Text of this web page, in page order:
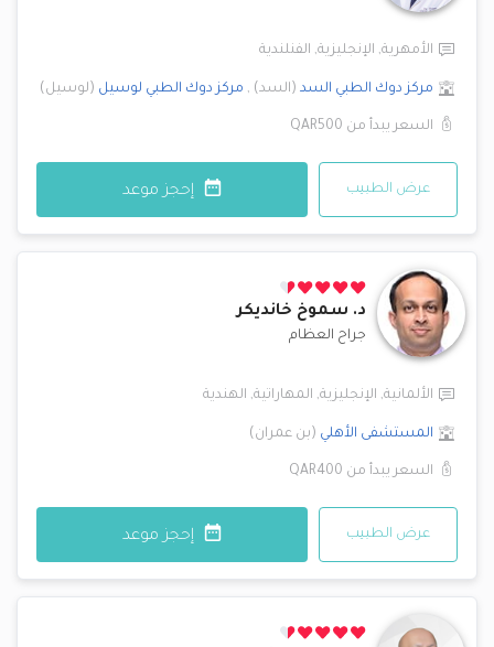
الأمهرية, الإنجليزية, الفنلندية
مركز دوك الطبي السد (السد)
, مركز دوك الطبي لوسيل (لوسيل)
السعر يبدأ من QAR500
عرض الطبيب إحجز موعد
د. سموخ خانديكر
جراح العظام
الألمانية, الإنجليزية, المهاراتية, الهندية
المستشفى الأهلي (بن عمران)
السعر يبدأ من QAR400
عرض الطبيب إحجز موعد